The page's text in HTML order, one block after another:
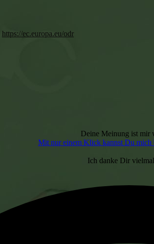
https://ec.europa.eu/odr
Deine Meinung ist mir
Mit nur einem Klick kannst Du mich
Ich danke Dir